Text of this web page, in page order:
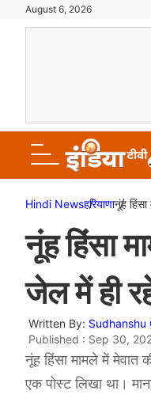
August 6, 2026
Hindi Newsहरियाणानूंह
नूंह हिंसा
जेल में ही
Written By: Sudhanshu
Published : Sep 30,
नूंह हिंसा मामले में मेवात
एक पोस्ट लिखा था।